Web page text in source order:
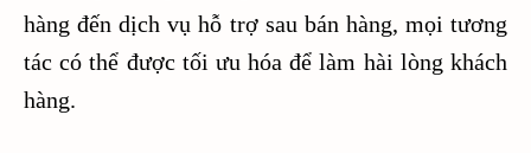
hàng đến dịch vụ hỗ trợ sau bán hàng, mọi tương
tác có thể được tối ưu hóa để làm hài lòng khách
hàng.